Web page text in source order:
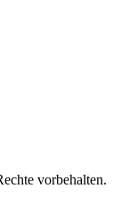
vorbehalten.